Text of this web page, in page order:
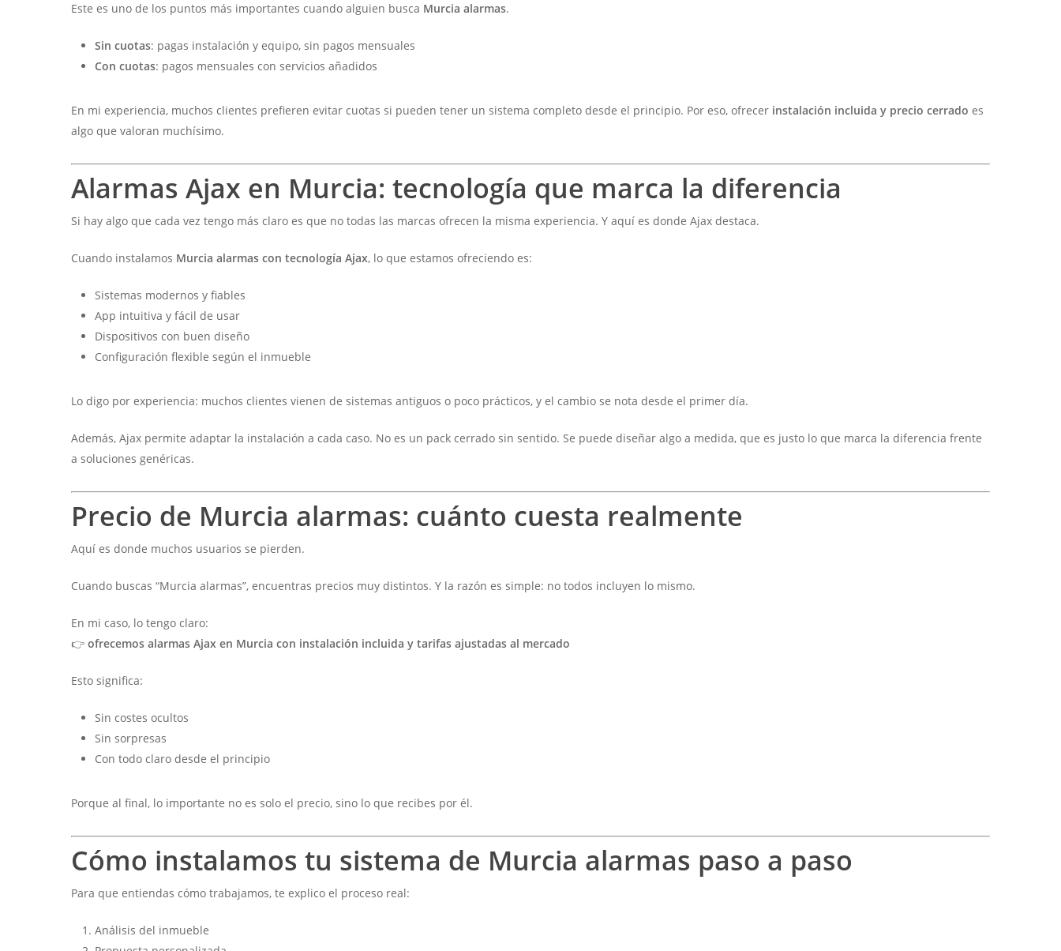
Este es uno de los puntos más importantes cuando alguien busca Murcia alarmas.
Sin cuotas: pagas instalación y equipo, sin pagos mensuales
Con cuotas: pagos mensuales con servicios añadidos
En mi experiencia, muchos clientes prefieren evitar cuotas si pueden tener un sistema completo desde el principio. Por eso, ofrecer instalación incluida y precio cerrado es
algo que valoran muchísimo.
Alarmas Ajax en Murcia: tecnología que marca la diferencia
Si hay algo que cada vez tengo más claro es que no todas las marcas ofrecen la misma experiencia. Y aquí es donde Ajax destaca.
Cuando instalamos Murcia alarmas con tecnología Ajax, lo que estamos ofreciendo es:
Sistemas modernos y fiables
App intuitiva y fácil de usar
Dispositivos con buen diseño
Configuración flexible según el inmueble
Lo digo por experiencia: muchos clientes vienen de sistemas antiguos o poco prácticos, y el cambio se nota desde el primer día.
Además, Ajax permite adaptar la instalación a cada caso. No es un pack cerrado sin sentido. Se puede diseñar algo a medida, que es justo lo que marca la diferencia frente
a soluciones genéricas.
Precio de Murcia alarmas: cuánto cuesta realmente
Aquí es donde muchos usuarios se pierden.
Cuando buscas “Murcia alarmas”, encuentras precios muy distintos. Y la razón es simple: no todos incluyen lo mismo.
En mi caso, lo tengo claro:
👉ofrecemos alarmas Ajax en Murcia con instalación incluida y tarifas ajustadas al mercado
Esto significa:
Sin costes ocultos
Sin sorpresas
Con todo claro desde el principio
Porque al final, lo importante no es solo el precio, sino lo que recibes por él.
Cómo instalamos tu sistema de Murcia alarmas paso a paso
Para que entiendas cómo trabajamos, te explico el proceso real:
Análisis del inmueble